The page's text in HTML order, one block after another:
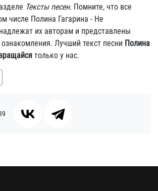
Тексты песен. Помните, что все
числе Полина Гагарина - Не
их авторам и представлены
Лучший текст песни Полина
только у нас.